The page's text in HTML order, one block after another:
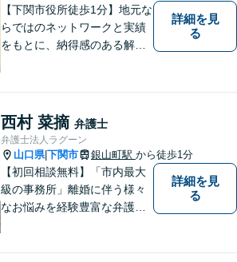
【下関市役所徒歩1分】地元な
らではのネットワークと実績
をもとに、納得感のある解決
詳細を見
る
西村 菜摘 弁護士
弁護士法人ラグーン
山口県|下関市 銀山町駅 から徒歩1分
【初回相談無料】「市内最大
級の事務所」離婚に伴う様々
なお悩みを経験豊富な弁護士
詳細を見
る